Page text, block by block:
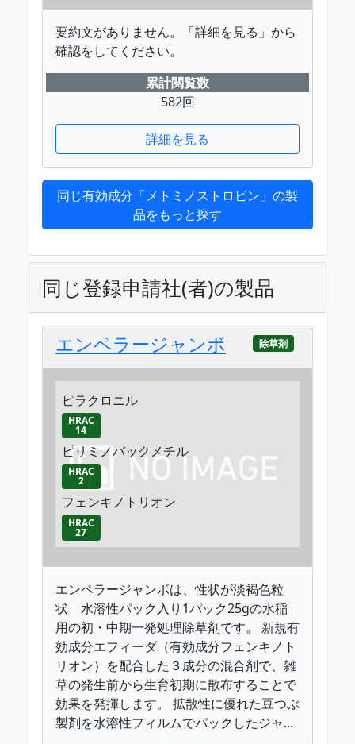
要約文がありません。「詳細を見る」から
確認をしてください。
累計閲覧数
582回
詳細を見る
同じ有効成分「メトミノストロビン」の製
品をもっと探す
同じ登録申請社(者)の製品
エンペラージャンボ 除草剤
ピラクロニル
HRAC
14
ピリミノバックメチル
HRAC
2
フェンキノトリオン
HRAC
27
エンペラージャンボは、性状が淡褐色粒
状 水溶性パック入り1パック25gの水稲
用の初・中期一発処理除草剤です。 新規有
効成分エフィーダ（有効成分フェンキノト
リオン）を配合した３成分の混合剤で、雑
草の発生前から生育初期に散布することで
効果を発揮します。 拡散性に優れた豆つぶ
製剤を水溶性フィルムでパックしたジャ...